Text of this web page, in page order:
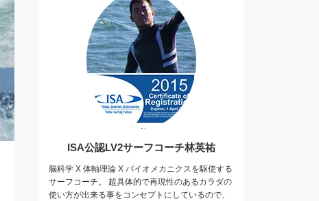
ISA公認LV2サーフコーチ林英祐
脳科学 X 体軸理論 X バイオメカニクスを駆使する
サーフコーチ。 超具体的で再現性のあるカラダの
使い方が出来る事をコンセプトにしているので、